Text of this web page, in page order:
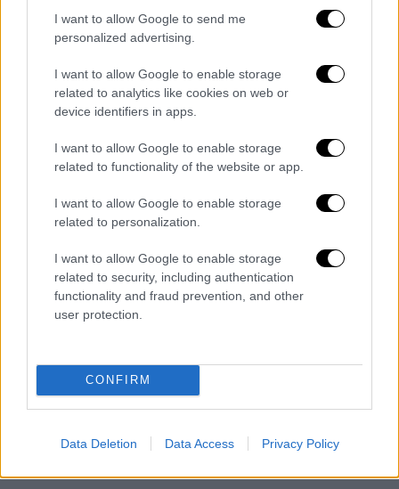
I want to allow Google to send me
personalized advertising.
I want to allow Google to enable storage
related to analytics like cookies on web or
device identifiers in apps.
I want to allow Google to enable storage
related to functionality of the website or app.
I want to allow Google to enable storage
related to personalization.
I want to allow Google to enable storage
related to security, including authentication
functionality and fraud prevention, and other
user protection.
CONFIRM
Data Deletion Data Access Privacy Policy
Οικονομία|16.02.2023 20:00
Πλειστηριασμοί: Η απόφαση «βόμβα»
servicers - «Kανένα πραγματικά ευάλωτο
νοικοκυριό δεν κινδυνεύει»
κόκκινων δανείων – Το σκεπτικό του